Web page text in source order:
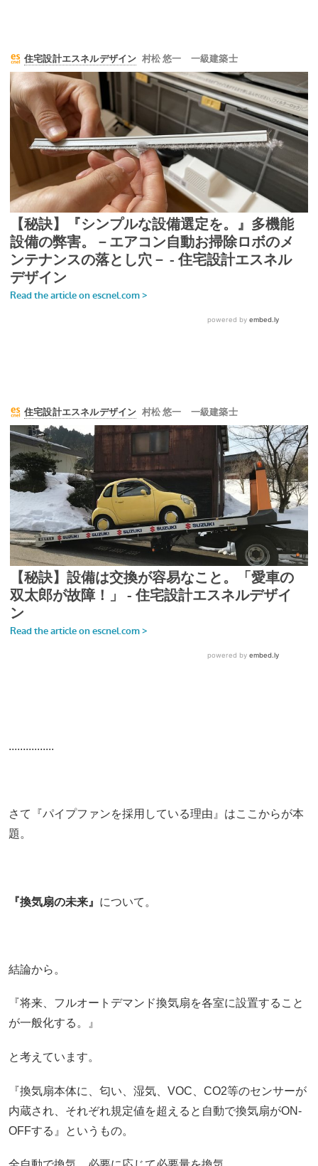
................
さて『パイプファンを採用している理由』はここからが本
題。
『換気扇の未来』 について。
結論から。
『将来、フルオートデマンド換気扇を各室に設置すること
が一般化する。』
と考えています。
『換気扇本体に、匂い、湿気、VOC、CO2等のセンサーが
内蔵され、それぞれ規定値を超えると自動で換気扇がON-
OFFする』というもの。